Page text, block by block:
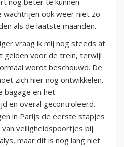
wachtrijen ook weer niet zo
als de laatste maanden.
vraag ik mij nog steeds af
gelden voor de trein, terwijl
wordt beschouwd. De
zich hier nog ontwikkelen.
bagage en het
en overal gecontroleerd.
in Parijs de eerste stapjes
veiligheidspoortjes bij
maar dit is nog lang niet